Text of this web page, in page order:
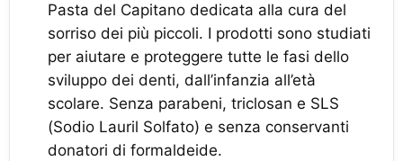
Pasta del Capitano dedicata alla cura del
sorriso dei più piccoli. I prodotti sono studiati
per aiutare e proteggere tutte le fasi dello
sviluppo dei denti, dall’infanzia all’età
scolare. Senza parabeni, triclosan e SLS
(Sodio Lauril Solfato) e senza conservanti
donatori di formaldeide.